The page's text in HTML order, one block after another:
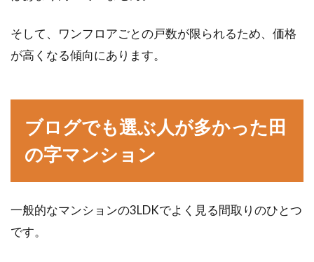
アパート探し中の車所有者の方必
見！駐車場が狭い場合の対策
のではないで...
う！夏場のお留守番対策
そして、ワンフロアごとの戸数が限られるため、価格
が高くなる傾向にあります。
ブログでも選ぶ人が多かった田
の字マンション
一般的なマンションの3LDKでよく見る間取りのひとつ
です。